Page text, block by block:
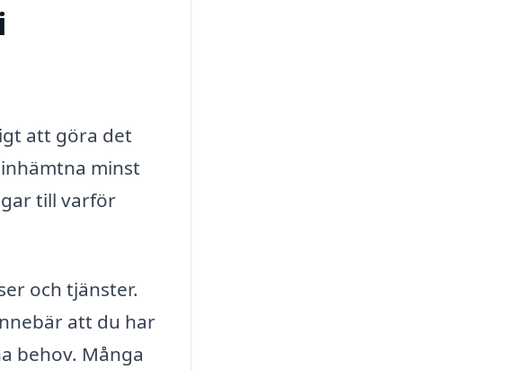
att göra det
minst
till varför
och tjänster.
att du har
behov. Många